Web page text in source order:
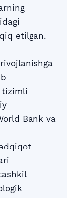
etilgan.
tizimli
Bank va